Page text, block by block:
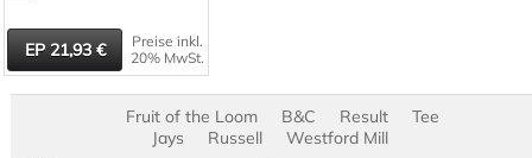
21,93
Preise inkl.
20% MwSt.
Fruit of the Loom B&C Result
Tee
Jays
Russell Westford Mill